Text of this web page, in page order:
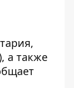
а также